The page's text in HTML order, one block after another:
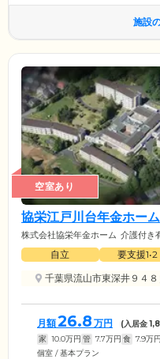
施設
空室あり
協栄江戸川台年金ホーム
株式会社協栄年金ホーム 介護付き
自立 要支援1•2
千葉県流山市東深井９４８
月額26.8 万円 (入居金
家 10.0万円 管 7.7万円 食 7.9万円
個室 / 基本プラン